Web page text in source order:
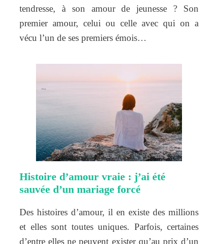
tendresse, à son amour de jeunesse ? Son
premier amour, celui ou celle avec qui on a
vécu l’un de ses premiers émois…
Histoire d’amour vraie : j’ai été
sauvée d’un mariage forcé
Des histoires d’amour, il en existe des millions
et elles sont toutes uniques. Parfois, certaines
d’entre elles ne peuvent exister qu’au prix d’un